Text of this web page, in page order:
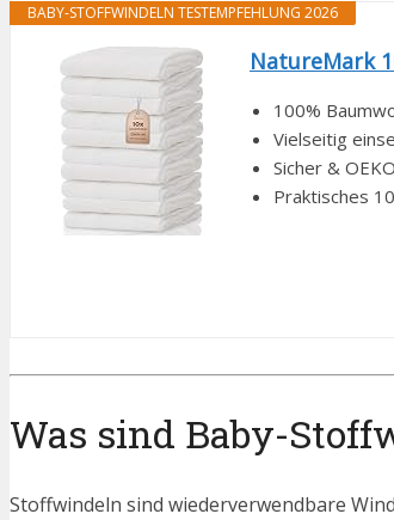
BABY-STOFFWINDELN TESTEMPFEHLUNG 2026
NatureMark
100%
Vielseitig
Sicher &
Praktisches
Was sind Baby-
Stoffwindeln sind wiederverwendbare